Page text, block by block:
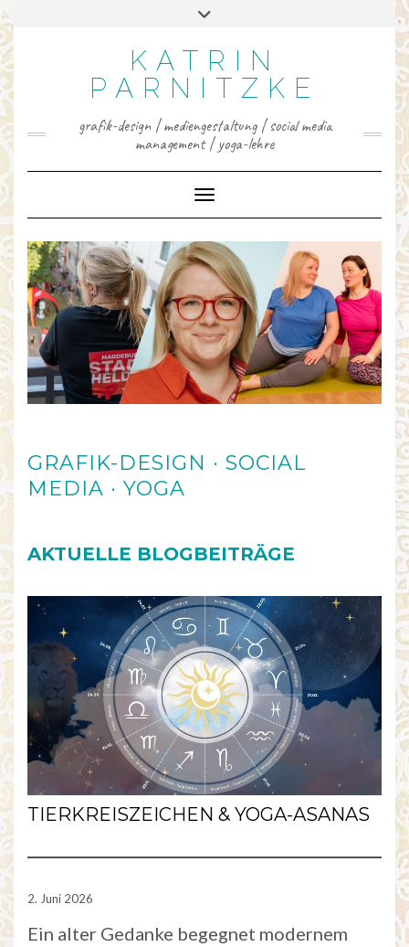
to
content
INSTAGRAM
FACEBOOK
LINKEDIN
KATRIN
PARNITZKE
grafik-design | mediengestaltung | social media
management | yoga-lehre
Toggle Navigation
GRAFIK-DESIGN · SOCIAL
MEDIA · YOGA
AKTUELLE BLOGBEITRÄGE
TIERKREISZEICHEN & YOGA-ASANAS
2. Juni 2026
Ein alter Gedanke begegnet modernem